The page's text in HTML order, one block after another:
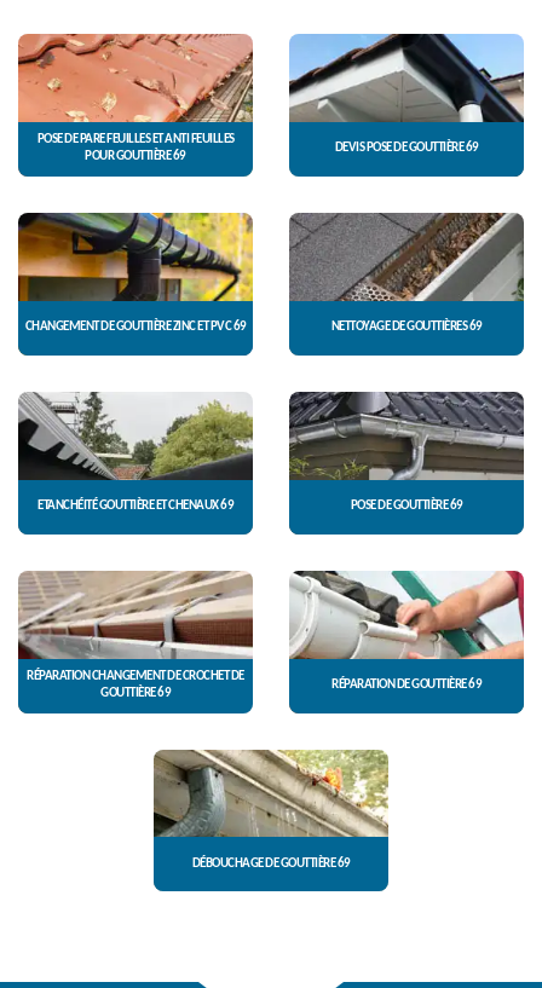
POSE DE PARE FEUILLES ET ANTI FEUILLES
POUR GOUTTIÈRE 69
DEVIS POSE DE GOUTTIÈRE 69
CHANGEMENT DE GOUTTIÈRE ZINC ET PVC 69 NETTOYAGE DE GOUTTIÈRES 69
ETANCHÉITÉ GOUTTIÈRE ET CHENAUX 69 POSE DE GOUTTIÈRE 69
RÉPARATION CHANGEMENT DE CROCHET DE
GOUTTIÈRE 69
RÉPARATION DE GOUTTIÈRE 69
DÉBOUCHAGE DE GOUTTIÈRE 69